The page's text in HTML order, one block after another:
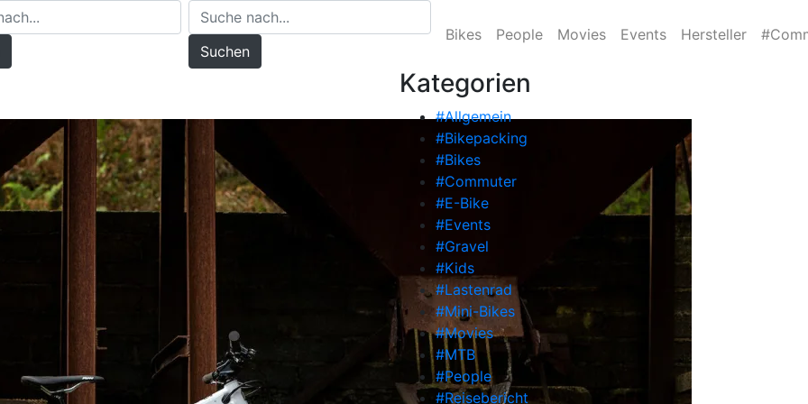
Suchen
Bikes People Movies Events Hersteller
Kategorien
#Allgemein
#Bikepacking
#Bikes
#Commuter
#E-Bike
#Events
#Gravel
#Kids
#Lastenrad
#Mini-Bikes
#Movies
#MTB
#People
#Reisebericht